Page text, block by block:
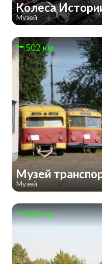
Колеса
Музей
502 км
Музей
Музей
503 км